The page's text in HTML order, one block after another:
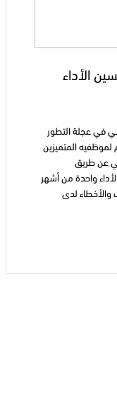
في عجلة التطور
المتميزين
عن طريق
واحدة من أشهر
لدى